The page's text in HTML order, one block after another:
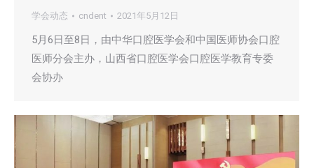
学会动态 cndent 2021年5月12日
5月6日至8日，由中华口腔医学会和中国医师协会口腔
医师分会主办，山西省口腔医学会口腔医学教育专委
会协办